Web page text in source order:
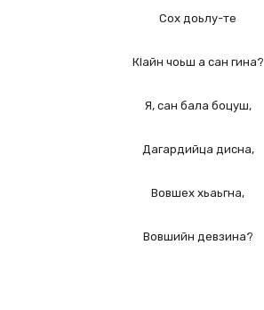
Сох доьлу-те
КIайн чоьш а сан гина?
Я, сан бала боцуш,
Дагардийца дисна,
Вовшех хьаьгна,
Вовшийн девзина?